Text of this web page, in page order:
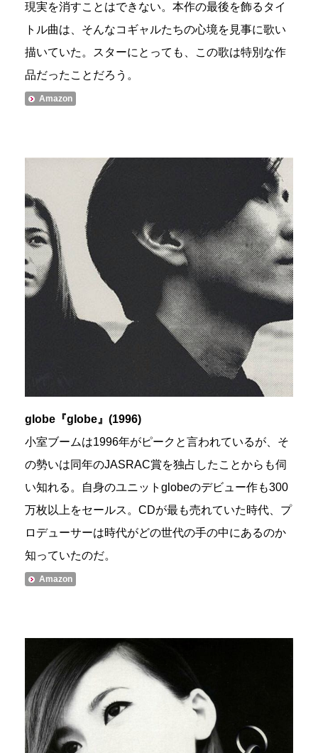
現実を消すことはできない。本作の最後を飾るタイ
トル曲は、そんなコギャルたちの心境を見事に歌い
描いていた。スターにとっても、この歌は特別な作
品だったことだろう。
Amazon
globe『globe』(1996)
小室ブームは1996年がピークと言われているが、そ
の勢いは同年のJASRAC賞を独占したことからも伺
い知れる。自身のユニットglobeのデビュー作も300
万枚以上をセールス。CDが最も売れていた時代、プ
ロデューサーは時代がどの世代の手の中にあるのか
知っていたのだ。
Amazon